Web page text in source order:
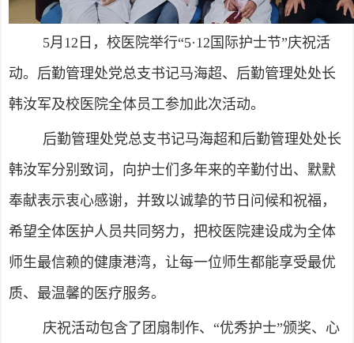
5月12日，校医院举行“5·12国际护士节”庆祝活
动。后勤管理处党总支书记马海超、后勤管理处处长
韩汝军及校医院全体员工参加此次活动。
后勤管理处党总支书记马海超和后勤管理处处长
韩汝军分别致词，向护士们多年来的辛勤付出、默默
奉献表示衷心感谢，并致以诚挚的节日问候和祝福，
希望全体医护人员共同努力，把校医院建设成为全体
师生最信赖的健康港湾，让每一位师生都能享受最优
质、最温馨的医疗服务。
庆祝活动包含了团扇制作、“优秀护士”颁奖、心